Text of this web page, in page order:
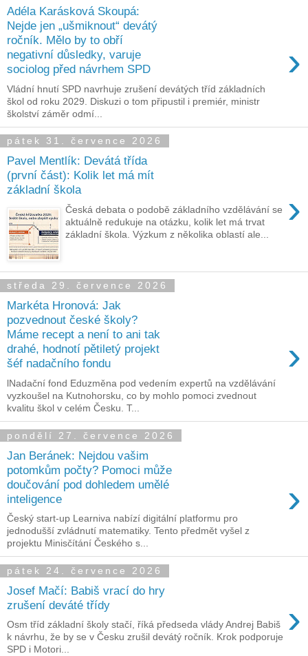
Adéla Karásková Skoupá:
Nejde jen „ušmiknout“ devátý
ročník. Mělo by to obří
negativní důsledky, varuje
sociolog před návrhem SPD
›
Vládní hnutí SPD navrhuje zrušení devátých tříd základních
škol od roku 2029. Diskuzi o tom připustil i premiér, ministr
školství záměr odmí...
pátek 31. července 2026
Pavel Mentlík: Devátá třída
(první část): Kolik let má mít
základní škola
›
Česká debata o podobě základního vzdělávání se
aktuálně redukuje na otázku, kolik let má trvat
základní škola. Výzkum z několika oblastí ale...
středa 29. července 2026
Markéta Hronová: Jak
pozvednout české školy?
Máme recept a není to ani tak
drahé, hodnotí pětiletý projekt
šéf nadačního fondu
›
lNadační fond Eduzměna pod vedením expertů na vzdělávání
vyzkoušel na Kutnohorsku, co by mohlo pomoci zvednout
kvalitu škol v celém Česku. T...
pondělí 27. července 2026
Jan Beránek: Nejdou vašim
potomkům počty? Pomoci může
doučování pod dohledem umělé
inteligence
›
Český start-up Learniva nabízí digitální platformu pro
jednodušší zvládnutí matematiky. Tento předmět vyšel z
projektu Minisčítání Českého s...
pátek 24. července 2026
Josef Mačí: Babiš vrací do hry
zrušení deváté třídy
›
Osm tříd základní školy stačí, říká předseda vlády Andrej Babiš
k návrhu, že by se v Česku zrušil devátý ročník. Krok podporuje
SPD i Motori...